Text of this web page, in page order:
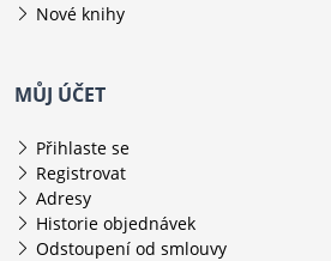
Nové knihy
MŮJ ÚČET
Přihlaste se
Registrovat
Adresy
Historie objednávek
Odstoupení od smlouvy